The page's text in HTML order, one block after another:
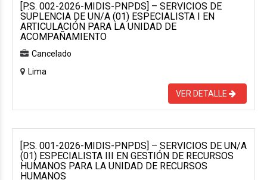
[P.S. 002-2026-MIDIS-PNPDS] – SERVICIOS DE
SUPLENCIA DE UN/A (01) ESPECIALISTA I EN
ARTICULACIÓN PARA LA UNIDAD DE
ACOMPAÑAMIENTO
Cancelado
Lima
VER DETALLE
[P.S. 001-2026-MIDIS-PNPDS] – SERVICIOS DE UN/A
(01) ESPECIALISTA III EN GESTIÓN DE RECURSOS
HUMANOS PARA LA UNIDAD DE RECURSOS
HUMANOS